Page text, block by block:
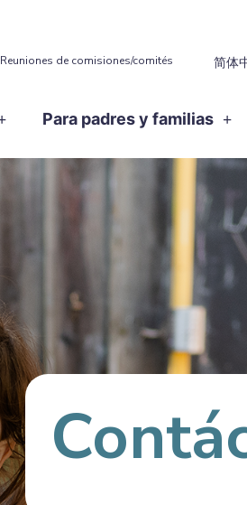
Reuniones de comisiones/comités 简体
Para padres y familias